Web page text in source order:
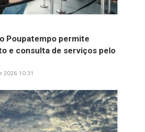
Poupatempo permite
e consulta de serviços pelo
2026 10:31